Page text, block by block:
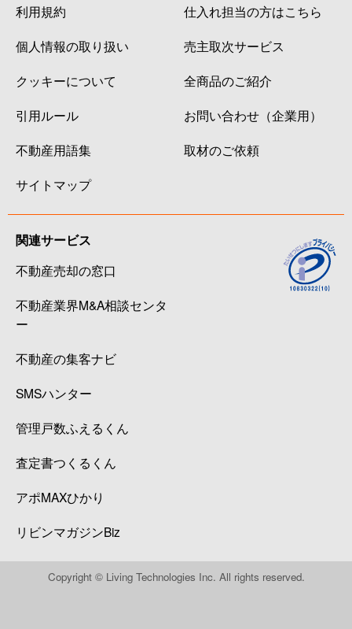
利用規約
個人情報の取り扱い
クッキーについて
引用ルール
不動産用語集
サイトマップ
仕入れ担当の方はこちら
売主取次サービス
全商品のご紹介
お問い合わせ（企業用）
取材のご依頼
関連サービス
不動産売却の窓口
不動産業界M&A相談センタ
ー
不動産の集客ナビ
SMSハンター
管理戸数ふえるくん
査定書つくるくん
アポMAXひかり
リビンマガジンBiz
Copyright © Living Technologies Inc. All rights reserved.